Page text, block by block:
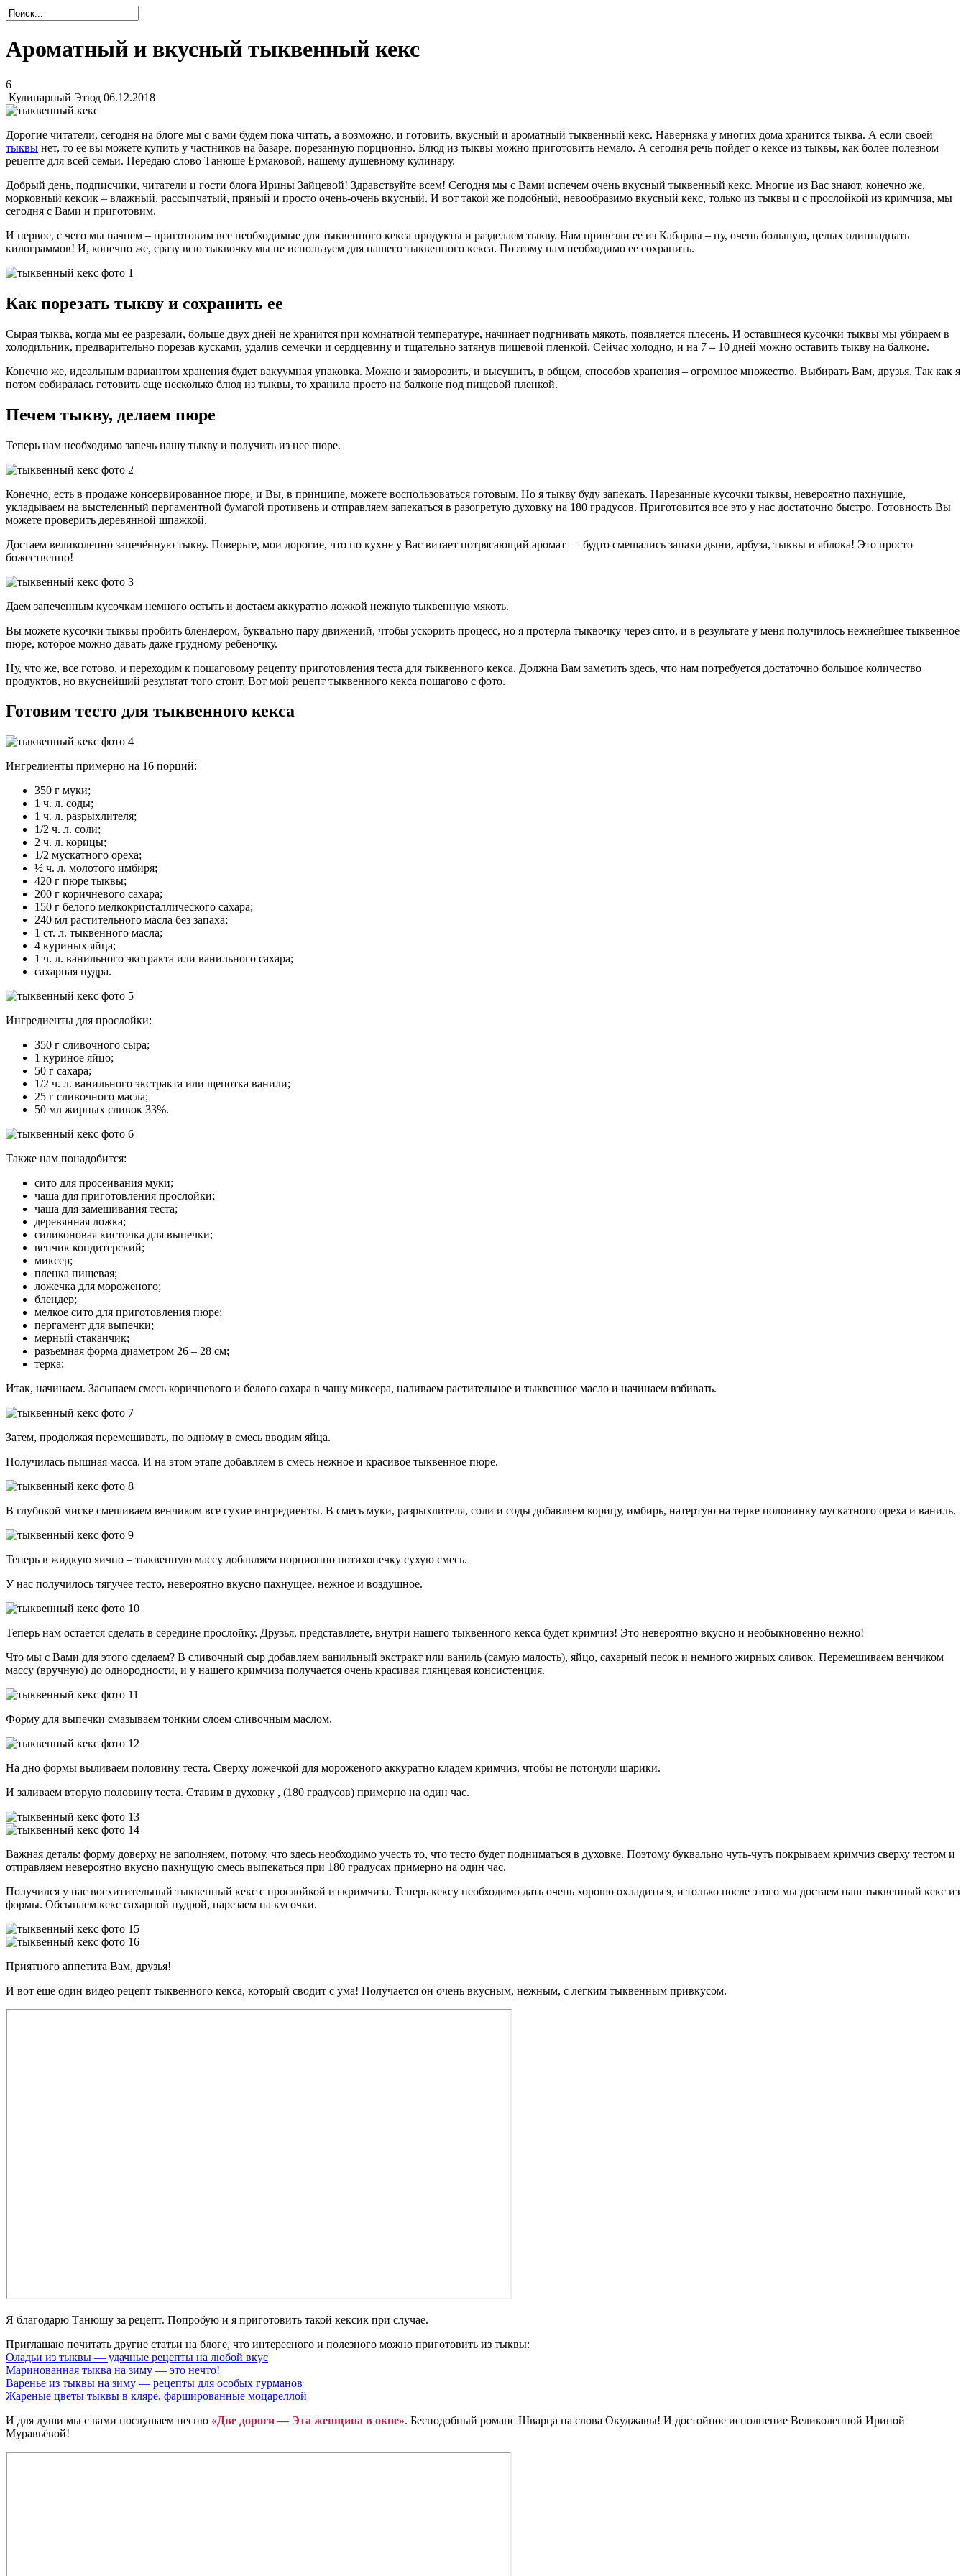
Ароматный и вкусный тыквенный кекс
6
Кулинарный Этюд 06.12.2018
Дорогие читатели, сегодня на блоге мы с вами будем пока читать, а возможно, и готовить, вкусный и ароматный тыквенный кекс. Наверняка у многих дома хранится тыква. А если своей
тыквы нет, то ее вы можете купить у частников на базаре, порезанную порционно. Блюд из тыквы можно приготовить немало. А сегодня речь пойдет о кексе из тыквы, как более полезном
рецепте для всей семьи. Передаю слово Танюше Ермаковой, нашему душевному кулинару.
Добрый день, подписчики, читатели и гости блога Ирины Зайцевой! Здравствуйте всем! Сегодня мы с Вами испечем очень вкусный тыквенный кекс. Многие из Вас знают, конечно же,
морковный кексик – влажный, рассыпчатый, пряный и просто очень-очень вкусный. И вот такой же подобный, невообразимо вкусный кекс, только из тыквы и с прослойкой из кримчиза, мы
сегодня с Вами и приготовим.
И первое, с чего мы начнем – приготовим все необходимые для тыквенного кекса продукты и разделаем тыкву. Нам привезли ее из Кабарды – ну, очень большую, целых одиннадцать
килограммов! И, конечно же, сразу всю тыквочку мы не используем для нашего тыквенного кекса. Поэтому нам необходимо ее сохранить.
Как порезать тыкву и сохранить ее
Сырая тыква, когда мы ее разрезали, больше двух дней не хранится при комнатной температуре, начинает подгнивать мякоть, появляется плесень. И оставшиеся кусочки тыквы мы убираем в
холодильник, предварительно порезав кусками, удалив семечки и сердцевину и тщательно затянув пищевой пленкой. Сейчас холодно, и на 7 – 10 дней можно оставить тыкву на балконе.
Конечно же, идеальным вариантом хранения будет вакуумная упаковка. Можно и заморозить, и высушить, в общем, способов хранения – огромное множество. Выбирать Вам, друзья. Так как я
потом собиралась готовить еще несколько блюд из тыквы, то хранила просто на балконе под пищевой пленкой.
Печем тыкву, делаем пюре
Теперь нам необходимо запечь нашу тыкву и получить из нее пюре.
Конечно, есть в продаже консервированное пюре, и Вы, в принципе, можете воспользоваться готовым. Но я тыкву буду запекать. Нарезанные кусочки тыквы, невероятно пахнущие,
укладываем на выстеленный пергаментной бумагой противень и отправляем запекаться в разогретую духовку на 180 градусов. Приготовится все это у нас достаточно быстро. Готовность Вы
можете проверить деревянной шпажкой.
Достаем великолепно запечённую тыкву. Поверьте, мои дорогие, что по кухне у Вас витает потрясающий аромат — будто смешались запахи дыни, арбуза, тыквы и яблока! Это просто
божественно!
Даем запеченным кусочкам немного остыть и достаем аккуратно ложкой нежную тыквенную мякоть.
Вы можете кусочки тыквы пробить блендером, буквально пару движений, чтобы ускорить процесс, но я протерла тыквочку через сито, и в результате у меня получилось нежнейшее тыквенное
пюре, которое можно давать даже грудному ребеночку.
Ну, что же, все готово, и переходим к пошаговому рецепту приготовления теста для тыквенного кекса. Должна Вам заметить здесь, что нам потребуется достаточно большое количество
продуктов, но вкуснейший результат того стоит. Вот мой рецепт тыквенного кекса пошагово с фото.
Готовим тесто для тыквенного кекса
Ингредиенты примерно на 16 порций:
350 г муки;
1 ч. л. соды;
1 ч. л. разрыхлителя;
1/2 ч. л. соли;
2 ч. л. корицы;
1/2 мускатного ореха;
½ ч. л. молотого имбиря;
420 г пюре тыквы;
200 г коричневого сахара;
150 г белого мелкокристаллического сахара;
240 мл растительного масла без запаха;
1 ст. л. тыквенного масла;
4 куриных яйца;
1 ч. л. ванильного экстракта или ванильного сахара;
сахарная пудра.
Ингредиенты для прослойки:
350 г сливочного сыра;
1 куриное яйцо;
50 г сахара;
1/2 ч. л. ванильного экстракта или щепотка ванили;
25 г сливочного масла;
50 мл жирных сливок 33%.
Также нам понадобится:
сито для просеивания муки;
чаша для приготовления прослойки;
чаша для замешивания теста;
деревянная ложка;
силиконовая кисточка для выпечки;
венчик кондитерский;
миксер;
пленка пищевая;
ложечка для мороженого;
блендер;
мелкое сито для приготовления пюре;
пергамент для выпечки;
мерный стаканчик;
разъемная форма диаметром 26 – 28 см;
терка;
Итак, начинаем. Засыпаем смесь коричневого и белого сахара в чашу миксера, наливаем растительное и тыквенное масло и начинаем взбивать.
Затем, продолжая перемешивать, по одному в смесь вводим яйца.
Получилась пышная масса. И на этом этапе добавляем в смесь нежное и красивое тыквенное пюре.
В глубокой миске смешиваем венчиком все сухие ингредиенты. В смесь муки, разрыхлителя, соли и соды добавляем корицу, имбирь, натертую на терке половинку мускатного ореха и ваниль.
Теперь в жидкую яично – тыквенную массу добавляем порционно потихонечку сухую смесь.
У нас получилось тягучее тесто, невероятно вкусно пахнущее, нежное и воздушное.
Теперь нам остается сделать в середине прослойку. Друзья, представляете, внутри нашего тыквенного кекса будет кримчиз! Это невероятно вкусно и необыкновенно нежно!
Что мы с Вами для этого сделаем? В сливочный сыр добавляем ванильный экстракт или ваниль (самую малость), яйцо, сахарный песок и немного жирных сливок. Перемешиваем венчиком
массу (вручную) до однородности, и у нашего кримчиза получается очень красивая глянцевая консистенция.
Форму для выпечки смазываем тонким слоем сливочным маслом.
На дно формы выливаем половину теста. Сверху ложечкой для мороженого аккуратно кладем кримчиз, чтобы не потонули шарики.
И заливаем вторую половину теста. Ставим в духовку , (180 градусов) примерно на один час.
Важная деталь: форму доверху не заполняем, потому, что здесь необходимо учесть то, что тесто будет подниматься в духовке. Поэтому буквально чуть-чуть покрываем кримчиз сверху тестом и
отправляем невероятно вкусно пахнущую смесь выпекаться при 180 градусах примерно на один час.
Получился у нас восхитительный тыквенный кекс с прослойкой из кримчиза. Теперь кексу необходимо дать очень хорошо охладиться, и только после этого мы достаем наш тыквенный кекс из
формы. Обсыпаем кекс сахарной пудрой, нарезаем на кусочки.
Приятного аппетита Вам, друзья!
И вот еще один видео рецепт тыквенного кекса, который сводит с ума! Получается он очень вкусным, нежным, с легким тыквенным привкусом.
Я благодарю Танюшу за рецепт. Попробую и я приготовить такой кексик при случае.
Приглашаю почитать другие статьи на блоге, что интересного и полезного можно приготовить из тыквы:
Оладьи из тыквы — удачные рецепты на любой вкус
Маринованная тыква на зиму — это нечто!
Варенье из тыквы на зиму — рецепты для особых гурманов
Жареные цветы тыквы в кляре, фаршированные моцареллой
И для души мы с вами послушаем песню «Две дороги — Эта женщина в окне». Бесподобный романс Шварца на слова Окуджавы! И достойное исполнение Великолепной Ириной
Муравьёвой!